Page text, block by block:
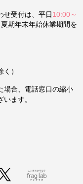
せ受付は、平日 10:00～
期年末年始休業期間を
）
場合、電話窓口の縮小
ます。